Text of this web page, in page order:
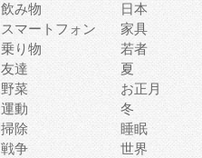
飲み物 日本
スマートフォン 家具
乗り物 若者
友達 夏
野菜 お正月
運動 冬
掃除 睡眠
戦争 世界